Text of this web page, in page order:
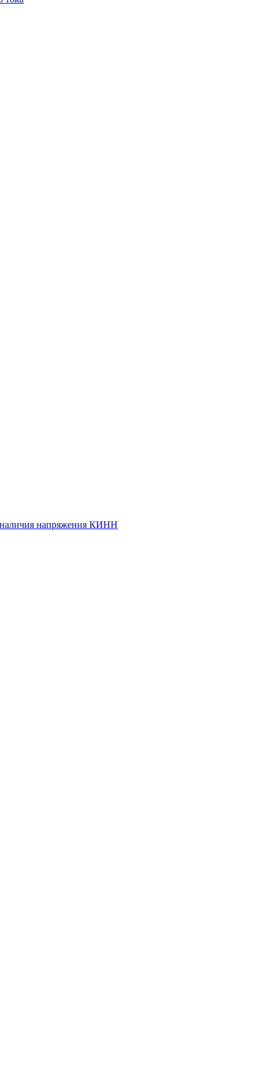
наличия напряжения КИНН